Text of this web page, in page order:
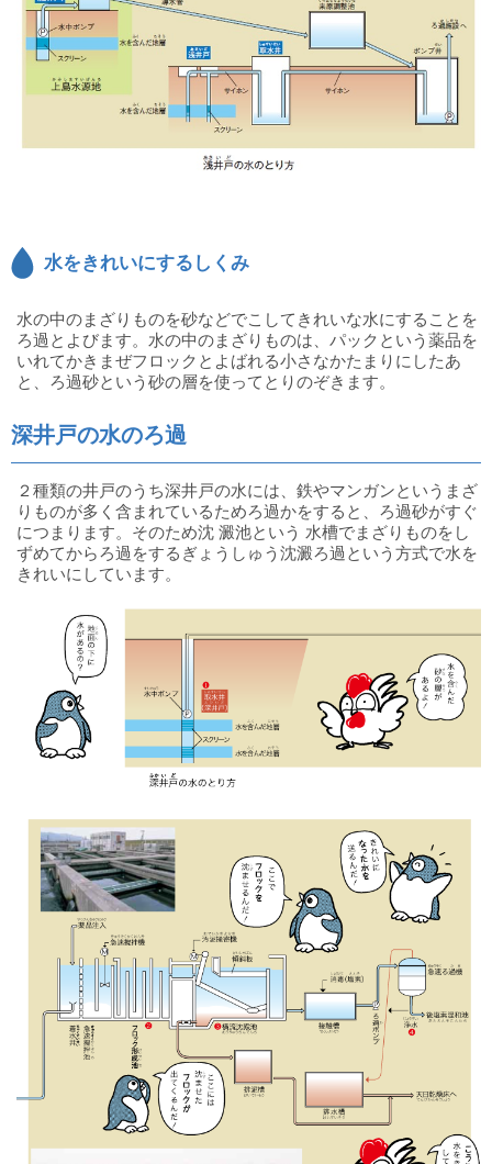
水をきれいにするしくみ
水の中のまざりものを砂などでこしてきれいな水にすることを
ろ過とよびます。水の中のまざりものは、パックという薬品を
いれてかきまぜフロックとよばれる小さなかたまりにしたあ
と、ろ過砂という砂の層を使ってとりのぞきます。
深井戸の水のろ過
２種類の井戸のうち深井戸の水には、鉄やマンガンというまざ
りものが多く含まれているためろ過かをすると、ろ過砂がすぐ
につまります。そのため沈 澱池という 水槽でまざりものをし
ずめてからろ過をするぎょうしゅう沈澱ろ過という方式で水を
きれいにしています。